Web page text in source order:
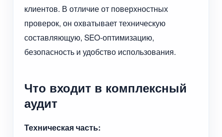
клиентов. В отличие от поверхностных
проверок, он охватывает техническую
составляющую, SEO-оптимизацию,
безопасность и удобство использования.
Что входит в комплексный
аудит
Техническая часть: